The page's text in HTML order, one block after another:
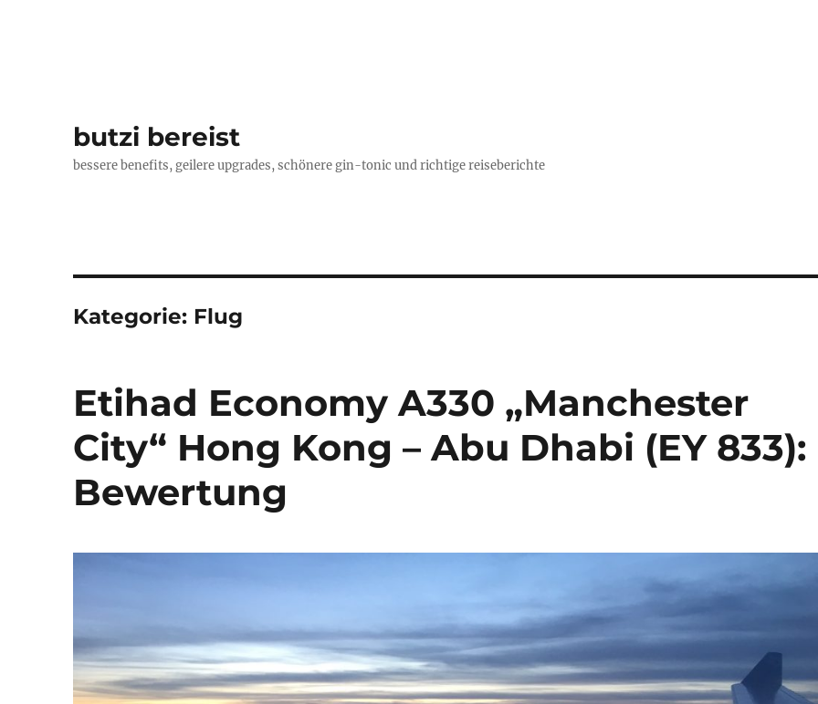
butzi bereist
bessere benefits, geilere upgrades, schönere gin-tonic und richtige reiseberichte
Kategorie: Flug
Etihad Economy A330 „Manchester
City“ Hong Kong – Abu Dhabi (EY 833):
Bewertung